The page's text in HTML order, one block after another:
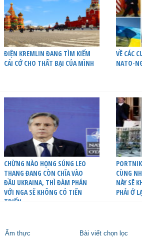
ĐIỆN KREMLIN ĐANG TÌM KIẾM
CÁI CỚ CHO THẤT BẠI CỦA MÌNH
VỀ CÁC
NATO-
CHỪNG NÀO HỌNG SÚNG LEO
THANG ĐANG CÒN CHĨA VÀO
ĐẦU UKRAINA, THÌ ĐÀM PHÁN
VỚI NGA SẼ KHÔNG CÓ TIẾN
TRIỂN
CÙNG
NÀY SẼ
PHẢI Ở
Ẩm thực Bài viết chọn lọc